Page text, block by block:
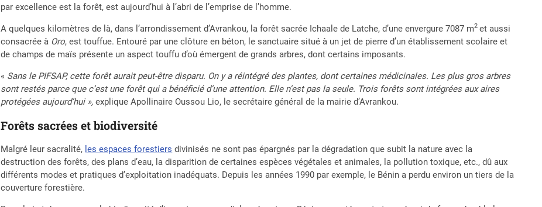
par excellence est la forêt, est aujourd’hui à l’abri de l’emprise de l’homme.
A quelques kilomètres de là, dans l’arrondissement d’Avrankou, la forêt sacrée Ichaale de Latche, d’une envergure 7087 m2 et aussi
consacrée à Oro, est touffue. Entouré par une clôture en béton, le sanctuaire situé à un jet de pierre d’un établissement scolaire et
de champs de maïs présente un aspect touffu d’où émergent de grands arbres, dont certains imposants.
« Sans le PIFSAP, cette forêt aurait peut-être disparu. On y a réintégré des plantes, dont certaines médicinales. Les plus gros arbres
sont restés parce que c’est une forêt qui a bénéficié d’une attention. Elle n’est pas la seule. Trois forêts sont intégrées aux aires
protégées aujourd’hui »,explique Apollinaire Oussou Lio, le secrétaire général de la mairie d’Avrankou.
Forêts sacrées et biodiversité
Malgré leur sacralité, les espaces forestiers divinisés ne sont pas épargnés par la dégradation que subit la nature avec la
destruction des forêts, des plans d’eau, la disparition de certaines espèces végétales et animales, la pollution toxique, etc., dû aux
différents modes et pratiques d’exploitation inadéquats. Depuis les années 1990 par exemple, le Bénin a perdu environ un tiers de la
couverture forestière.